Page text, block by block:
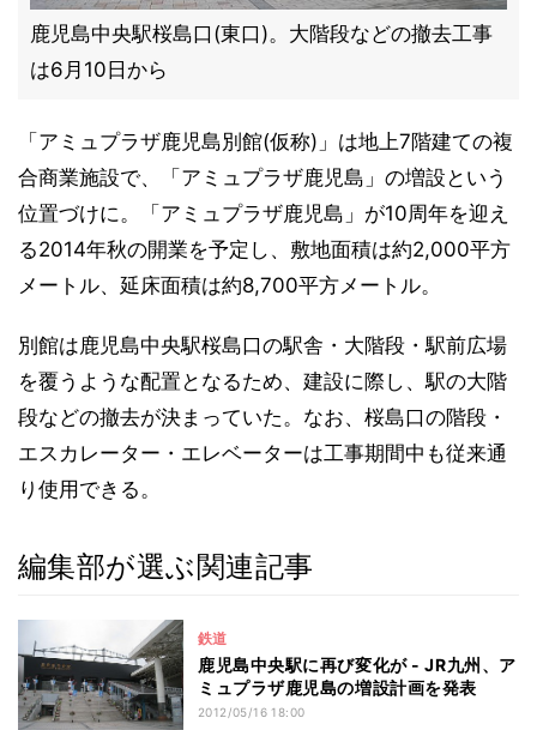
鹿児島中央駅桜島口(東口)。大階段などの撤去工事
は6月10日から
「アミュプラザ鹿児島別館(仮称)」は地上7階建ての複
合商業施設で、「アミュプラザ鹿児島」の増設という
位置づけに。「アミュプラザ鹿児島」が10周年を迎え
る2014年秋の開業を予定し、敷地面積は約2,000平方
メートル、延床面積は約8,700平方メートル。
別館は鹿児島中央駅桜島口の駅舎・大階段・駅前広場
を覆うような配置となるため、建設に際し、駅の大階
段などの撤去が決まっていた。なお、桜島口の階段・
エスカレーター・エレベーターは工事期間中も従来通
り使用できる。
編集部が選ぶ関連記事
鉄道
鹿児島中央駅に再び変化が - JR九州、ア
ミュプラザ鹿児島の増設計画を発表
2012/05/16 18:00